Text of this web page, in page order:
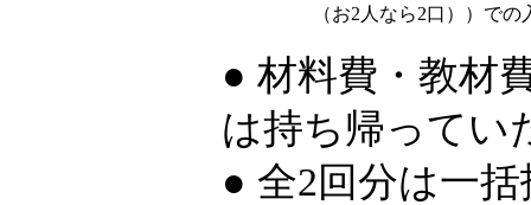
（お2人なら2口））で
● 材料費・教材
は持ち帰ってい
● 全2回分は一